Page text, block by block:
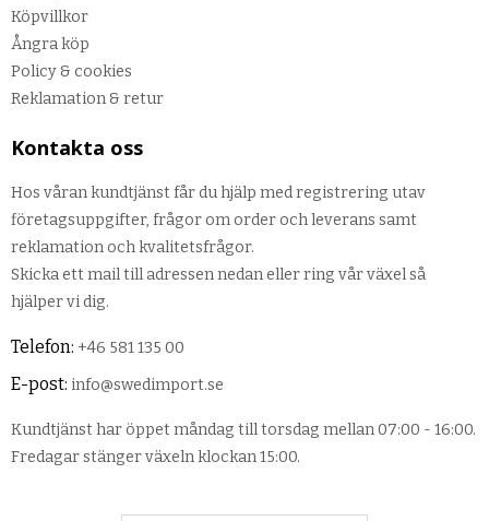
Köpvillkor
Ångra köp
Policy & cookies
Reklamation & retur
Kontakta oss
Hos våran kundtjänst får du hjälp med registrering utav
företagsuppgifter, frågor om order och leverans samt
reklamation och kvalitetsfrågor.
Skicka ett mail till adressen nedan eller ring vår växel så
hjälper vi dig.
Telefon: +46 581 135 00
E-post: info@swedimport.se
Kundtjänst har öppet måndag till torsdag mellan 07:00 - 16:00.
Fredagar stänger växeln klockan 15:00.